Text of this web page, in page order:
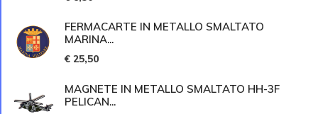
FERMACARTE IN METALLO SMALTATO
MARINA...
€ 25,50
MAGNETE IN METALLO SMALTATO HH-3F
PELICAN...